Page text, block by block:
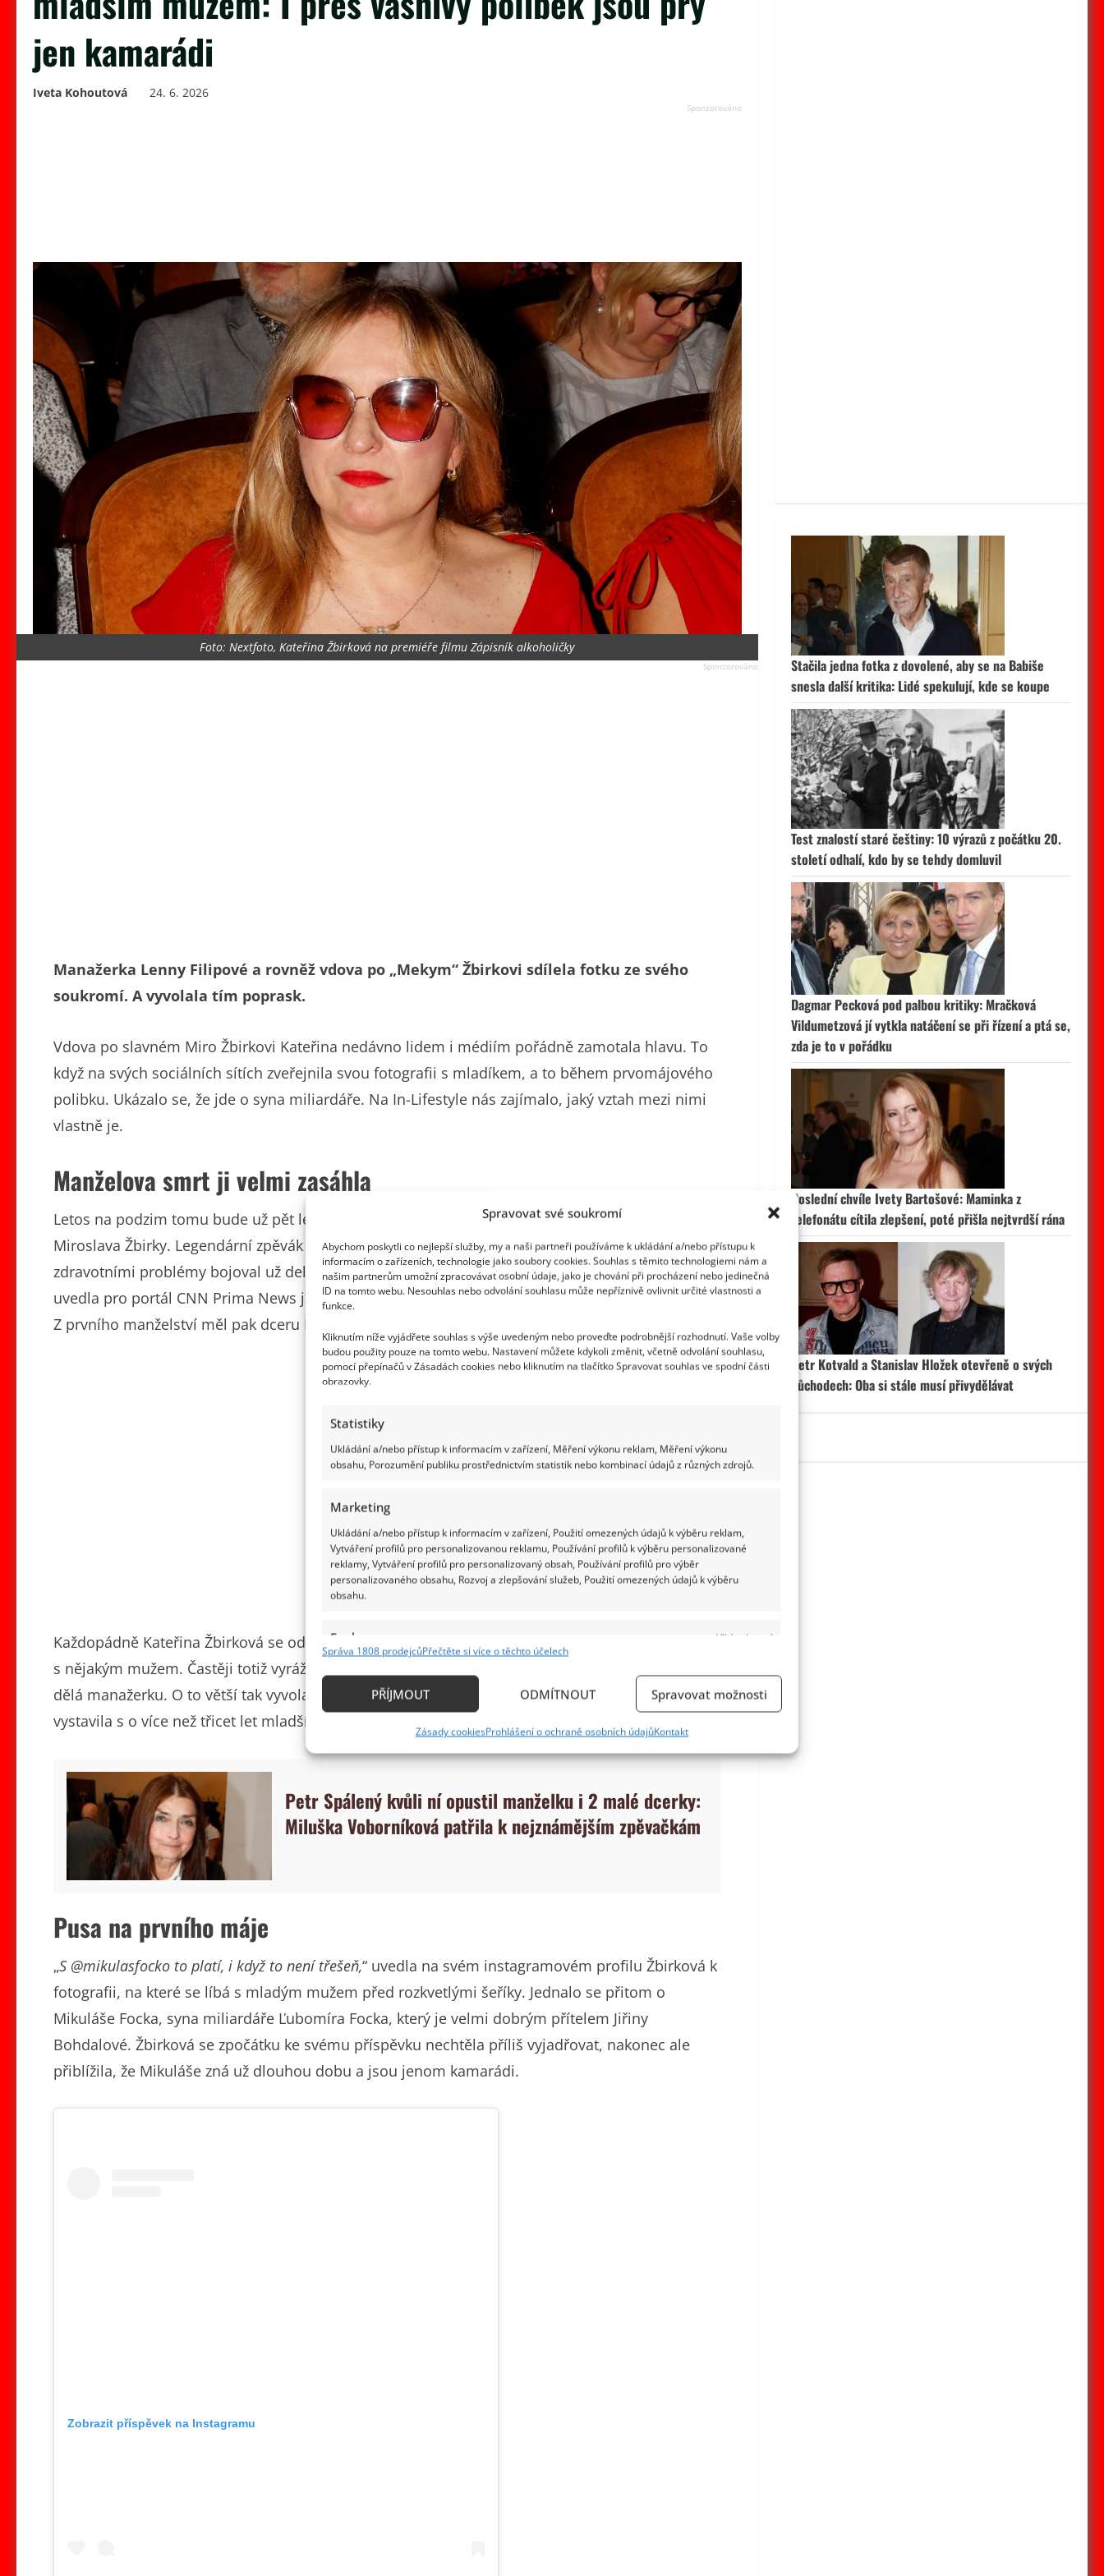
Spravovat své soukromí
Abychom poskytli co nejlepší služby, my a naši partneři používáme k ukládání a/nebo přístupu k
informacím o zařízeních, technologie jako soubory cookies. Souhlas s těmito technologiemi nám a
našim partnerům umožní zpracovávat osobní údaje, jako je chování při procházení nebo jedinečná
ID na tomto webu. Nesouhlas nebo odvolání souhlasu může nepříznivě ovlivnit určité vlastnosti a
funkce.
Kliknutím níže vyjádřete souhlas s výše uvedeným nebo proveďte podrobnější rozhodnutí. Vaše volby
budou použity pouze na tomto webu. Nastavení můžete kdykoli změnit, včetně odvolání souhlasu,
pomocí přepínačů v Zásadách cookies nebo kliknutím na tlačítko Spravovat souhlas ve spodní části
obrazovky.
Statistiky
Ukládání a/nebo přístup k informacím v zařízení, Měření výkonu reklam, Měření výkonu
obsahu, Porozumění publiku prostřednictvím statistik nebo kombinací údajů z různých zdrojů.
Marketing
Ukládání a/nebo přístup k informacím v zařízení, Použití omezených údajů k výběru reklam,
Vytváření profilů pro personalizovanou reklamu, Používání profilů k výběru personalizované
reklamy, Vytváření profilů pro personalizovaný obsah, Používání profilů pro výběr
personalizovaného obsahu, Rozvoj a zlepšování služeb, Použití omezených údajů k výběru
obsahu.
Funkce
Vždy aktivní
Identifikace zařízení na základě automaticky přenášených informací.
základě aktivně požadovaných informací.
odstraňování chyb, Poskytování a zobrazování reklamy a
obsahu, Ukládání a sdělování voleb ochrany osobních údajů.
Správa 1808 prodejcůPřečtěte si více o těchto účelech
PŘÍJMOUT ODMÍTNOUT Spravovat možnosti
Zásady cookiesProhlášení o ochraně osobních údajůKontakt
jen kamarádi
Iveta Kohoutová 24. 6. 2026
Foto: Nextfoto, Kateřina Žbirková na premiéře filmu Zápisník alkoholičky
Manažerka Lenny Filipové a rovněž vdova po „Mekym“ Žbirkovi sdílela fotku ze svého
soukromí. A vyvolala tím poprask.
Vdova po slavném Miro Žbirkovi Kateřina nedávno lidem i médiím pořádně zamotala hlavu. To
když na svých sociálních sítích zveřejnila svou fotografii s mladíkem, a to během prvomájového
polibku. Ukázalo se, že jde o syna miliardáře. Na In-Lifestyle nás zajímalo, jaký vztah mezi nimi
vlastně je.
Manželova smrt ji velmi zasáhla
Letos na podzim tomu bude už pět let, co Kateřinu Žbirkovou zasáhla smrt jejího manžela
Miroslava Žbirky. Legendární zpěvák písní, jako je Čo bolí to prebolí nebo Atlantida, se
zdravotními problémy bojoval už delší čas, nakonec ho ale dostihly opakované zápaly plic, jak
uvedla pro portál CNN Prima News jeho žena. S Kateřinou měl Žbirka dvě děti – Lindu a Davida.
Z prvního manželství měl pak dceru Denisu, která ze svého otce stihla udělat dědečka.
Každopádně Kateřina Žbirková se od jeho smrti nechala ve společnosti jen výjimečně vidět
s nějakým mužem. Častěji totiž vyráží s kamarádkami nebo s Lenny Filipovou, které Žbirková
dělá manažerku. O to větší tak vyvolal překvapení její příspěvek na sociálních sítích, kde se
vystavila s o více než třicet let mladším mužem.
Petr Spálený kvůli ní opustil manželku i 2 malé dcerky:
Miluška Voborníková patřila k nejznámějším zpěvačkám
Pusa na prvního máje
„S @mikulasfocko to platí, i když to není třešeň,“ uvedla na svém instagramovém profilu Žbirková k
fotografii, na které se líbá s mladým mužem před rozkvetlými šeříky. Jednalo se přitom o
Mikuláše Focka, syna miliardáře Ľubomíra Focka, který je velmi dobrým přítelem Jiřiny
Bohdalové. Žbirková se zpočátku ke svému příspěvku nechtěla příliš vyjadřovat, nakonec ale
přiblížila, že Mikuláše zná už dlouhou dobu a jsou jenom kamarádi.
Zobrazit příspěvek na Instagramu
Stačila jedna fotka z dovolené, aby se na Babiše
snesla další kritika: Lidé spekulují, kde se koupe
Test znalostí staré češtiny: 10 výrazů z počátku 20.
století odhalí, kdo by se tehdy domluvil
Dagmar Pecková pod palbou kritiky: Mračková
Vildumetzová jí vytkla natáčení se při řízení a ptá se,
zda je to v pořádku
Poslední chvíle Ivety Bartošové: Maminka z
telefonátu cítila zlepšení, poté přišla nejtvrdší rána
Petr Kotvald a Stanislav Hložek otevřeně o svých
důchodech: Oba si stále musí přivydělávat